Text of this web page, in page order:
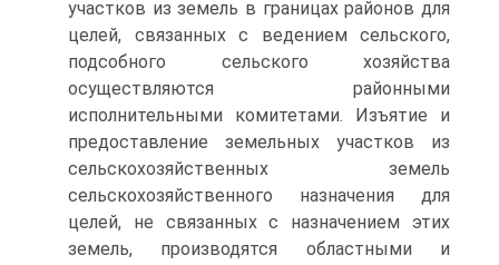
участков из земель в границах районов для
целей, связанных с ведением сельского,
подсобного сельского хозяйства
осуществляются районными
исполнительными коми­тетами. Изъятие и
предоставление земельных участков из
сель­скохозяйственных земель
сельскохозяйственного назначения для
целей, не связанных с назначением этих
земель, производятся областными и